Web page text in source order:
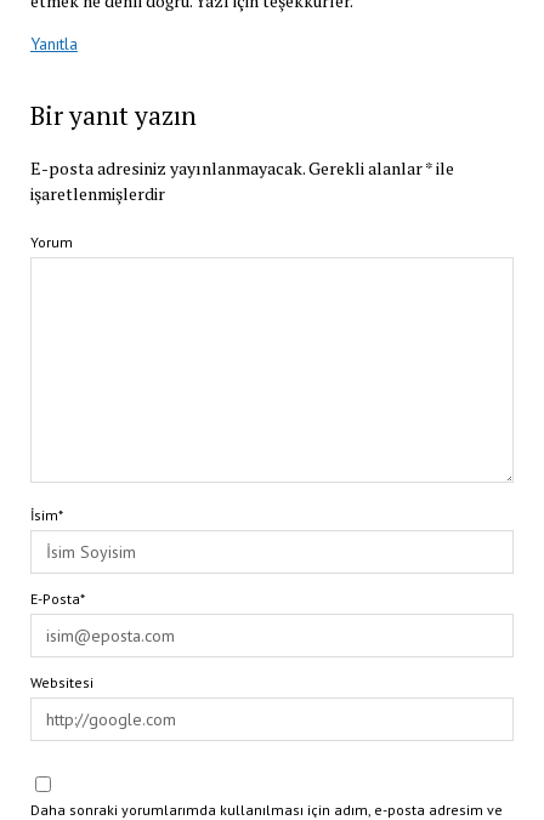
Yanıtla
Bir yanıt yazın
E-posta adresiniz yayınlanmayacak.Gerekli alanlar*ile
işaretlenmişlerdir
Yorum
İsim*
E-Posta*
Websitesi
Daha sonraki yorumlarımda kullanılması için adım, e-posta adresim ve